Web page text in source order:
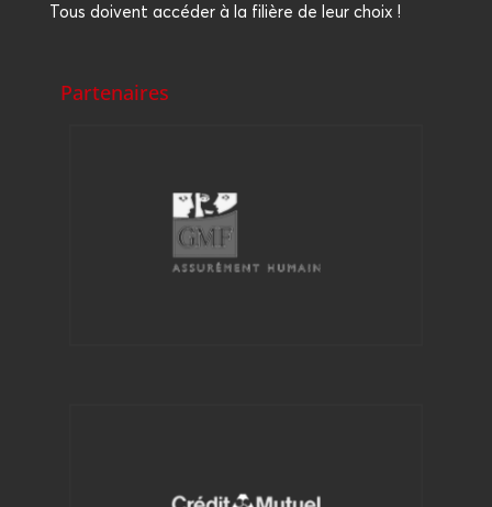
Tous doivent accé­der à la filière de leur choix !
Partenaires